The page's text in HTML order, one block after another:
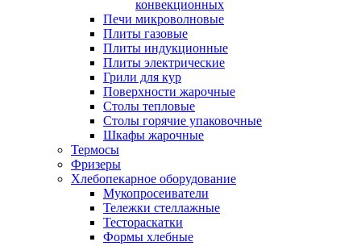
конвекционных
Печи микроволновые
Плиты газовые
Плиты индукционные
Плиты электрические
Грили для кур
Поверхности жарочные
Столы тепловые
Столы горячие упаковочные
Шкафы жарочные
Термосы
Фризеры
Хлебопекарное оборудование
Мукопросеиватели
Тележки стеллажные
Тестораскатки
Формы хлебные